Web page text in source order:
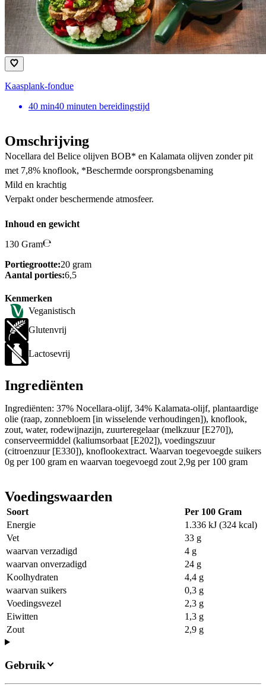
Kaasplank-fondue
40 min40 minuten bereidingstijd
Omschrijving
Nocellara del Belice olijven BOB* en Kalamata olijven zonder pit
met 7,8% knoflook, *Beschermde oorsprongsbenaming
Mild en krachtig
Verpakt onder beschermende atmosfeer.
Inhoud en gewicht
130 Gram
Portiegrootte:20 gram
Aantal porties:6,5
Kenmerken
Veganistisch
Glutenvrij
Lactosevrij
Ingrediënten
Ingrediënten: 37% Nocellara-olijf, 34% Kalamata-olijf, plantaardige
olie (raap, zonnebloem [in wisselende verhoudingen]), knoflook,
zout, water, rodewijnazijn, zuurteregelaar (melkzuur [E270]),
conserveermiddel (kaliumsorbaat [E202]), voedingszuur
(citroenzuur [E330]), knoflookextract. Waarvan toegevoegde suikers
0g per 100 gram en waarvan toegevoegd zout 2,9g per 100 gram
Voedingswaarden
Soort
Per 100 Gram
Energie
1.336 kJ (324 kcal)
Vet
33 g
waarvan verzadigd
4 g
waarvan onverzadigd
24 g
Koolhydraten
4,4 g
waarvan suikers
0,3 g
Voedingsvezel
2,3 g
Eiwitten
1,3 g
Zout
2,9 g
Gebruik